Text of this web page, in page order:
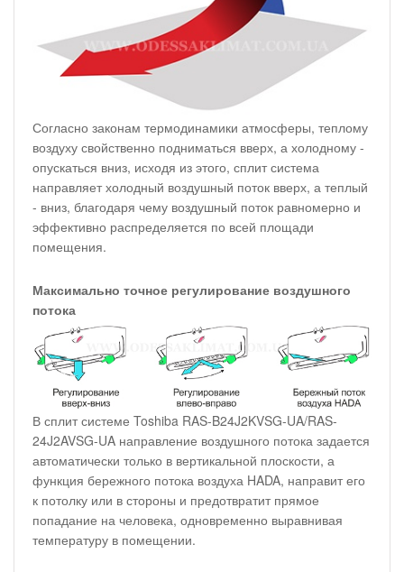
Согласно законам термодинамики атмосферы, теплому
воздуху свойственно подниматься вверх, а холодному -
опускаться вниз, исходя из этого, сплит система
направляет холодный воздушный поток вверх, а теплый
- вниз, благодаря чему воздушный поток равномерно и
эффективно распределяется по всей площади
помещения.
Максимально точное регулирование воздушного
потока
В сплит системе Toshiba RAS-B24J2KVSG-UA/RAS-
24J2AVSG-UA направление воздушного потока задается
автоматически только в вертикальной плоскости, а
функция бережного потока воздуха HADA, направит его
к потолку или в стороны и предотвратит прямое
попадание на человека, одновременно выравнивая
температуру в помещении.